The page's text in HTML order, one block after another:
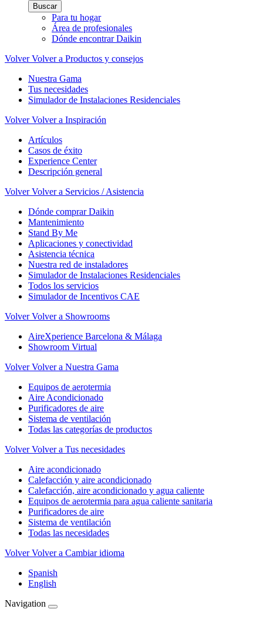
Buscar
Para tu hogar
Área de profesionales
Dónde encontrar Daikin
Volver Volver a Productos y consejos
Nuestra Gama
Tus necesidades
Simulador de Instalaciones Residenciales
Volver Volver a Inspiración
Artículos
Casos de éxito
Experience Center
Descripción general
Volver Volver a Servicios / Asistencia
Dónde comprar Daikin
Mantenimiento
Stand By Me
Aplicaciones y conectividad
Asistencia técnica
Nuestra red de instaladores
Simulador de Instalaciones Residenciales
Todos los servicios
Simulador de Incentivos CAE
Volver Volver a Showrooms
AireXperience Barcelona & Málaga
Showroom Virtual
Volver Volver a Nuestra Gama
Equipos de aerotermia
Aire Acondicionado
Purificadores de aire
Sistema de ventilación
Todas las categorías de productos
Volver Volver a Tus necesidades
Aire acondicionado
Calefacción y aire acondicionado
Calefacción, aire acondicionado y agua caliente
Equipos de aerotermia para agua caliente sanitaria
Purificadores de aire
Sistema de ventilación
Todas las necesidades
Volver Volver a Cambiar idioma
Spanish
English
Navigation